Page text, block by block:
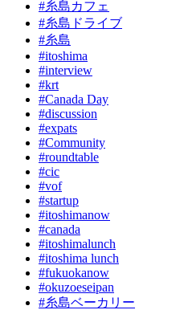
#糸島カフェ
#糸島ドライブ
#糸島
#itoshima
#interview
#krt
#Canada Day
#discussion
#expats
#Community
#roundtable
#cic
#vof
#startup
#itoshimanow
#canada
#itoshimalunch
#itoshima lunch
#fukuokanow
#okuzoeseipan
#糸島ベーカリー